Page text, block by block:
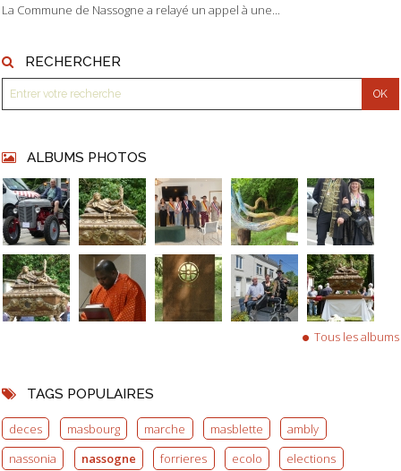
La Commune de Nassogne a relayé un appel à une...
RECHERCHER
ALBUMS PHOTOS
Tous les albums
TAGS POPULAIRES
deces masbourg marche masblette
ambly
nassonia
nassogne forrieres ecolo elections